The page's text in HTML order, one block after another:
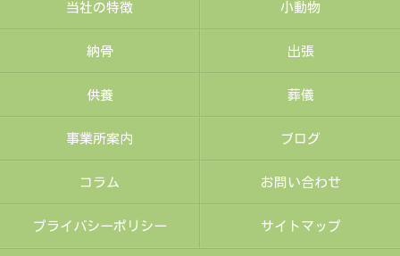
当社の特徴 小動物
納骨 出張
供養 葬儀
事業所案内 ブログ
コラム お問い合わせ
プライバシーポリシー サイトマップ